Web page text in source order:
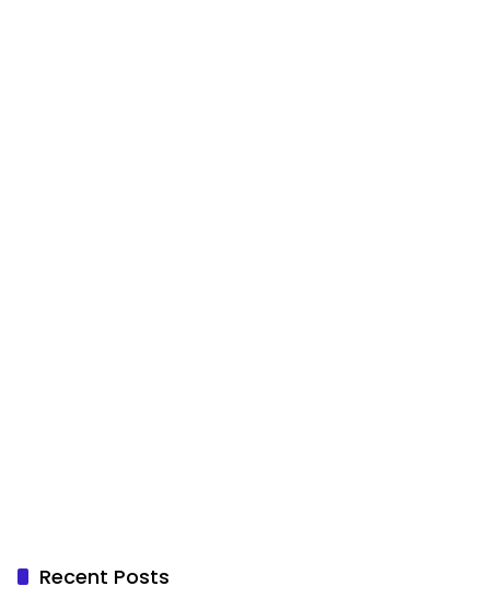
Recent Posts